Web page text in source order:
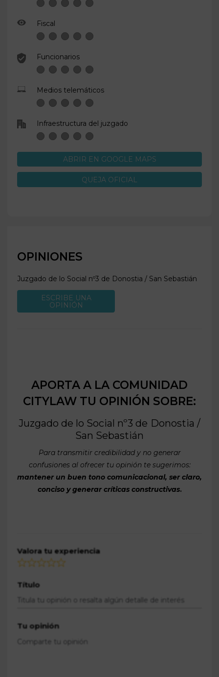
Fiscal
Funcionarios
Medios telemáticos
Infraestructura del juzgado
ABRIR EN GOOGLE MAPS
QUEJA OFICIAL
OPINIONES
Juzgado de lo Social nº3 de Donostia / San Sebastián
ESCRIBE UNA
OPINIÓN
APORTA A LA COMUNIDAD
CITYLAW TU OPINIÓN SOBRE:
Juzgado de lo Social nº3 de Donostia /
San Sebastián
Para transmitir credibilidad y no generar
confusiones al ofrecer tu opinión te sugerimos:
mantener un buen tono comunicacional, ser claro,
conciso y generar críticas constructivas.
Valora tu experiencia
Título
Tu opinión